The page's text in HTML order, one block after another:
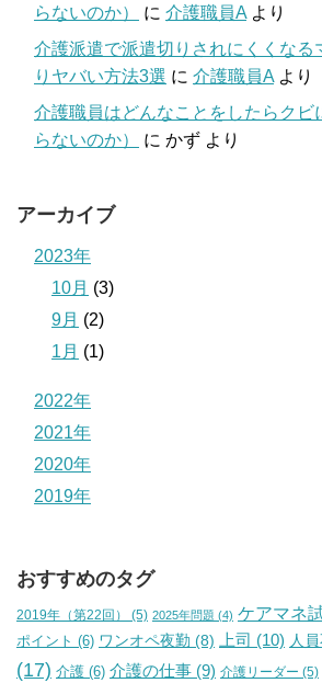
らないのか）
に 介護職員A より
介護派遣で派遣切りされにくくなる
りヤバい方法3選 に 介護職員A より
介護職員はどんなことをしたらクビ
らないのか）
に かず より
アーカイブ
2023年
10月 (3)
9月 (2)
1月 (1)
2022年
2021年
2020年
2019年
おすすめのタグ
2019年（第22回） (5) 2025年問題 (4) ケアマネ
ポイント (6) ワンオペ夜勤 (8) 上司 (10) 人
(17) 介護 (6) 介護の仕事 (9) 介護リーダー (5)